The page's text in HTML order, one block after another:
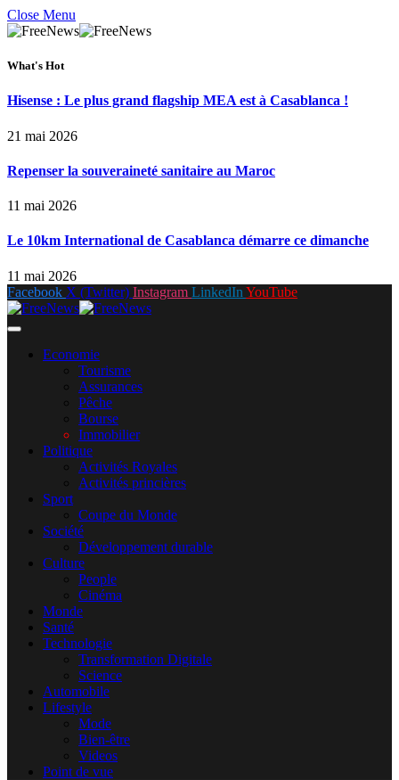
Close Menu
What's Hot
Hisense : Le plus grand flagship MEA est à Casablanca !
21 mai 2026
Repenser la souveraineté sanitaire au Maroc
11 mai 2026
Le 10km International de Casablanca démarre ce dimanche
11 mai 2026
Facebook X (Twitter) Instagram LinkedIn YouTube
Economie
Tourisme
Assurances
Pêche
Bourse
Immobilier
Politique
Activités Royales
Activités princières
Sport
Coupe du Monde
Société
Développement durable
Culture
People
Cinéma
Monde
Santé
Technologie
Transformation Digitale
Science
Automobile
Lifestyle
Mode
Bien-être
Videos
Point de vue